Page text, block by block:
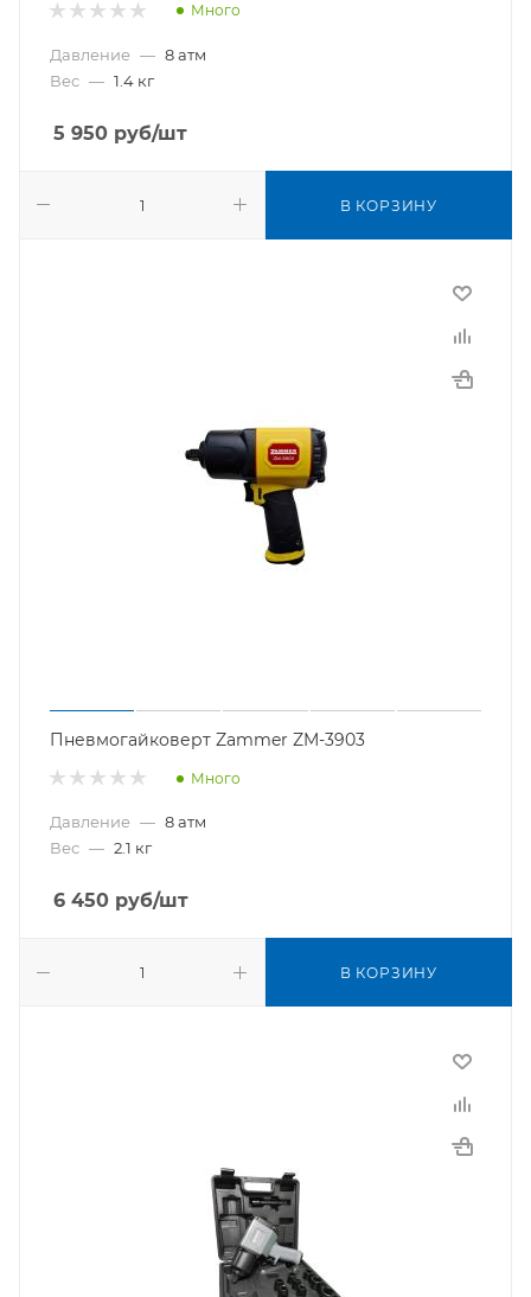
Много
Давление — 8 атм
Вес — 1.4 кг
5 950 руб/шт
В КОРЗИНУ
Пневмогайковерт Zammer ZM-3903
Много
Давление — 8 атм
Вес — 2.1 кг
6 450 руб/шт
В КОРЗИНУ